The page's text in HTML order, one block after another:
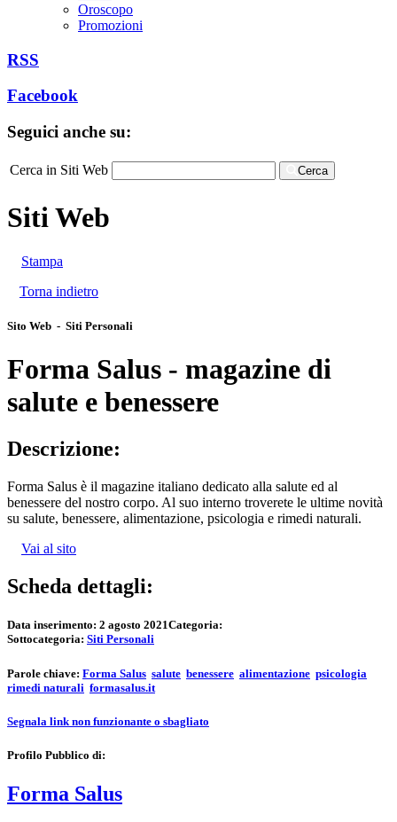
Oroscopo
Promozioni
RSS
Facebook
Seguici anche su:
Cerca in Siti Web Cerca
Siti Web
Stampa
Torna indietro
Sito Web - Siti Personali
Forma Salus - magazine di
salute e benessere
Descrizione:
Forma Salus è il magazine italiano dedicato alla salute ed al
benessere del nostro corpo. Al suo interno troverete le ultime novità
su salute, benessere, alimentazione, psicologia e rimedi naturali.
Vai al sito
Scheda dettagli:
Data inserimento: 2 agosto 2021Categoria:
Sottocategoria: Siti Personali
Parole chiave: Forma Salus salute benessere alimentazione psicologia
rimedi naturali formasalus.it
Segnala link non funzionante o sbagliato
Profilo Pubblico di:
Forma Salus